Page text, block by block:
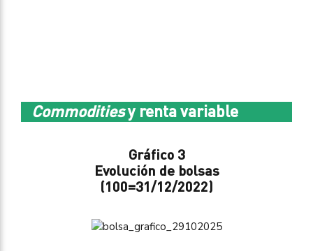
Commoditiesy renta variable
Gráfico 3
Evolución de bolsas
(100=31/12/2022)